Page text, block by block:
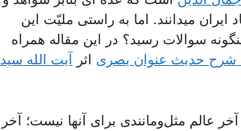
ایران میدانند. اما به راستی ملیّت این
سوالات رسید؟ در این مقاله همراه
شرح حدیث عنوان بصری اثر
آیت الله سید
عالم مثل‌ومانندی برای آنها نیست؛ آخر